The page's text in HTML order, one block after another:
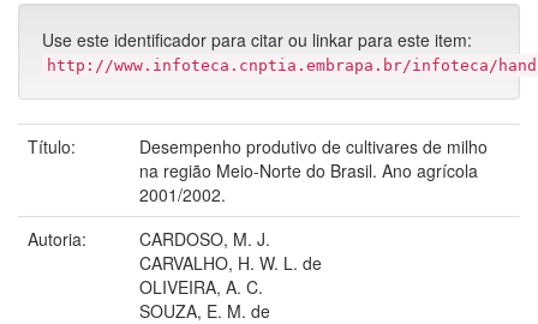
Use este identificador para citar ou linkar para este item:
http://www.infoteca.cnptia.embrapa.br/infoteca/
Título:
Desempenho produtivo de cultivares de milho
na região Meio-Norte do Brasil. Ano agrícola
2001/2002.
Autoria:
CARDOSO, M. J.
CARVALHO, H. W. L. de
OLIVEIRA, A. C.
SOUZA, E. M. de